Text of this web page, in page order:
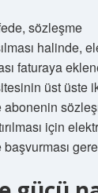
sözleşme
halinde,
faturaya
üst üste
abonenin
için
başvurması